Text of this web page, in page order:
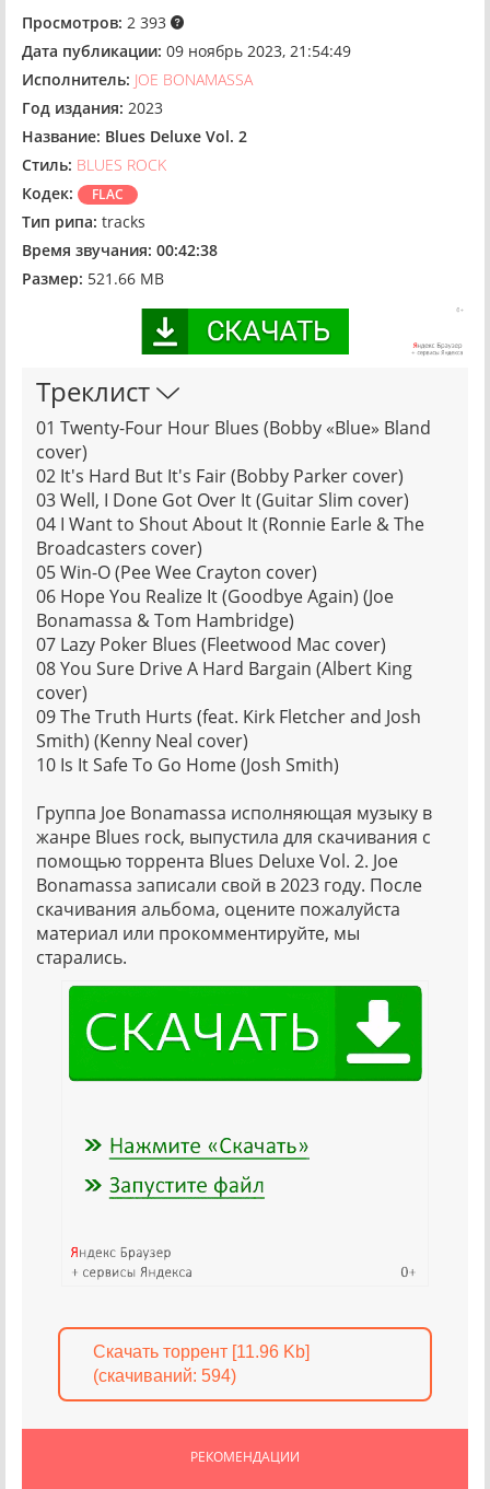
Просмотров: 2 393
Дата публикации: 09 ноябрь 2023, 21:54:49
Исполнитель: JOE BONAMASSA
Год издания: 2023
Название: Blues Deluxe Vol. 2
Стиль: BLUES ROCK
Кодек:
FLAC
Тип рипа: tracks
Время звучания: 00:42:38
Размер: 521.66 MB
Треклист
01 Twenty-Four Hour Blues (Bobby «Blue» Bland
cover)
02 It's Hard But It's Fair (Bobby Parker cover)
03 Well, I Done Got Over It (Guitar Slim cover)
04 I Want to Shout About It (Ronnie Earle & The
Broadcasters cover)
05 Win-O (Pee Wee Crayton cover)
06 Hope You Realize It (Goodbye Again) (Joe
Bonamassa & Tom Hambridge)
07 Lazy Poker Blues (Fleetwood Mac cover)
08 You Sure Drive A Hard Bargain (Albert King
cover)
09 The Truth Hurts (feat. Kirk Fletcher and Josh
Smith) (Kenny Neal cover)
10 Is It Safe To Go Home (Josh Smith)
Группа Joe Bonamassa исполняющая музыку в
жанре Blues rock, выпустила для скачивания с
помощью торрента Blues Deluxe Vol. 2. Joe
Bonamassa записали свой в 2023 году. После
скачивания альбома, оцените пожалуйста
материал или прокомментируйте, мы
старались.
Скачать торрент [11.96 Kb]
(cкачиваний: 594)
РЕКОМЕНДАЦИИ